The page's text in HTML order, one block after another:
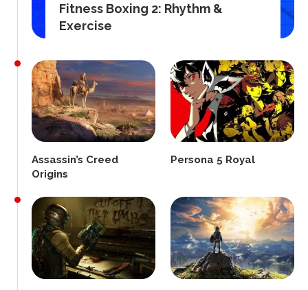
Fitness Boxing 2: Rhythm &
Exercise
Assassin’s Creed
Origins
Persona 5 Royal